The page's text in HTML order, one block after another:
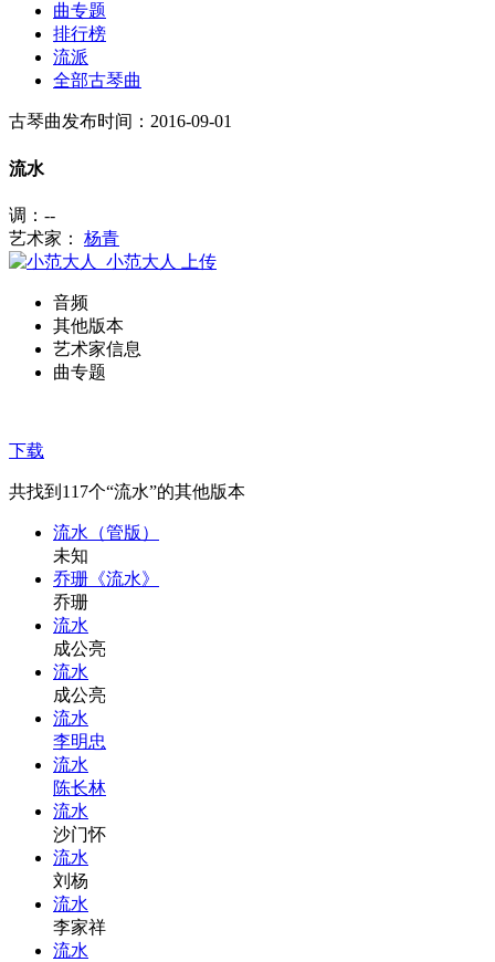
曲专题
排行榜
流派
全部古琴曲
古琴曲发布时间：2016-09-01
流水
调：--
艺术家： 杨青
小范大人
上传
音频
其他版本
艺术家信息
曲专题
下载
共找到 117个“流水”的其他版本
流水（管版）
未知
乔珊《流水》
乔珊
流水
成公亮
流水
成公亮
流水
李明忠
流水
陈长林
流水
沙门怀
流水
刘杨
流水
李家祥
流水